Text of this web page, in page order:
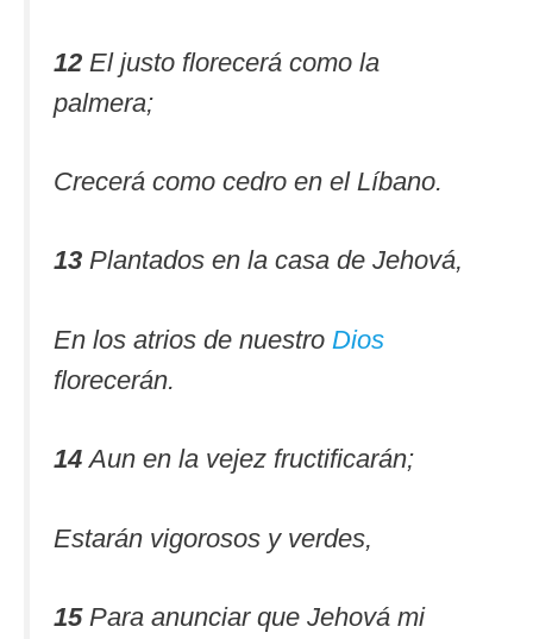
12 El justo florecerá como la
palmera;
Crecerá como cedro en el Líbano.
13 Plantados en la casa de Jehová,
En los atrios de nuestro Dios
florecerán.
14Aun en la vejez fructificarán;
Estarán vigorosos y verdes,
15 Para anunciar que Jehová mi